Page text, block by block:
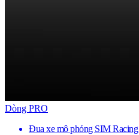
Dòng PRO
Đua xe mô phỏng SIM Racing